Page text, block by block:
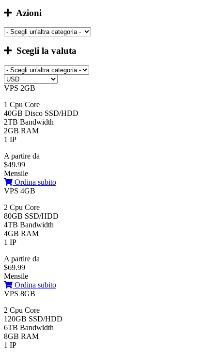
Azioni
Scegli la valuta
VPS 2GB
1 Cpu Core
40GB Disco SSD/HDD
2TB Bandwidth
2GB RAM
1 IP
A partire da
$49.99
Mensile
Ordina subito
VPS 4GB
2 Cpu Core
80GB SSD/HDD
4TB Bandwidth
4GB RAM
1 IP
A partire da
$69.99
Mensile
Ordina subito
VPS 8GB
2 Cpu Core
120GB SSD/HDD
6TB Bandwidth
8GB RAM
1 IP